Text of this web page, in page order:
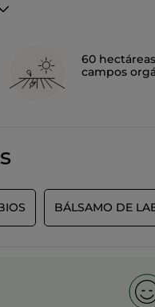
satinado
de segunda piel.En 12
, estos labiales suponen
60
campos
BÁLSAMO DE